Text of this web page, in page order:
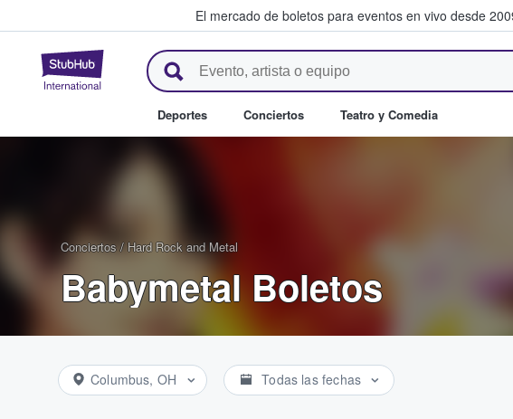
El mercado de boletos para eventos en vivo desde
StubHub: donde los fans compran y
Deportes Conciertos Teatro y Comedia
Conciertos / Hard Rock and Metal
Babymetal Boletos
Columbus, OH Todas las fechas